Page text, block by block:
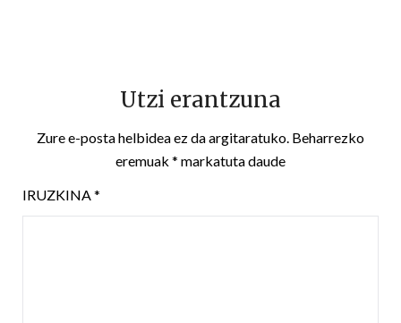
Utzi erantzuna
Zure e-posta helbidea ez da argitaratuko. Beharrezko
eremuak * markatuta daude
IRUZKINA*